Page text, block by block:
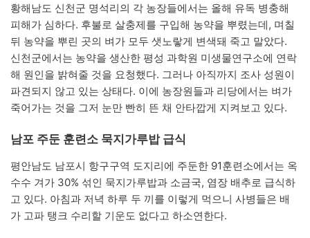
황해남도 신천군 명석리의 각 농장들에서는 올해 유독 병충해
피해가 심하다. 후불로 살충제를 구입해 농약을 뿌렸는데, 며칠
뒤 농약을 뿌린 곳의 벼가 모두 샛노랗게 변색돼 죽고 말았다.
신천군에서는 농약을 생산한 평성 과학원 미생물연구소에 연락
해 원인을 밝혀줄 것을 요청했다. 그러나 아직까지 조사 성원이
파견되지 않고 있는 상태다. 이에 농장원들과 리당에서는 벼가
죽어가는 것을 그저 눈만 빤히 뜬 채 안타깝게 지켜보고 있다.
남포 주둔 훈련소 묵지가루밥 급식
평안남도 남포시 항구구역 도지리에 주둔한 91훈련소에서는 옥
수수 겨가 30% 섞인 묵지가루밥과 소금국, 염장 배추로 급식하
고 있다. 아침과 저녁 하루 두 끼를 이렇게 먹으니 사병들은 배
가 고파 탱크 수리할 기운도 없다고 하소연한다.